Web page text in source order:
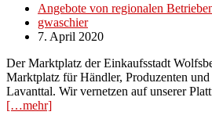
Angebote von regionalen
gwaschier
7. April 2020
Der Marktplatz der Einkaufsstadt
Marktplatz für Händler, Produzenten
Lavanttal. Wir vernetzen auf unserer
[…mehr]